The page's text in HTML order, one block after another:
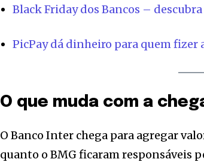
Black Friday dos Bancos –
PicPay dá dinheiro para quem
O que muda com a
O Banco Inter chega para agregar
quanto o BMG ficaram responsáveis